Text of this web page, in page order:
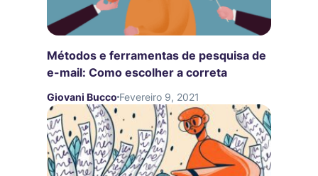
Métodos e ferramentas de pesquisa de
e-mail: Como escolher a correta
Giovani Bucco Fevereiro 9, 2021